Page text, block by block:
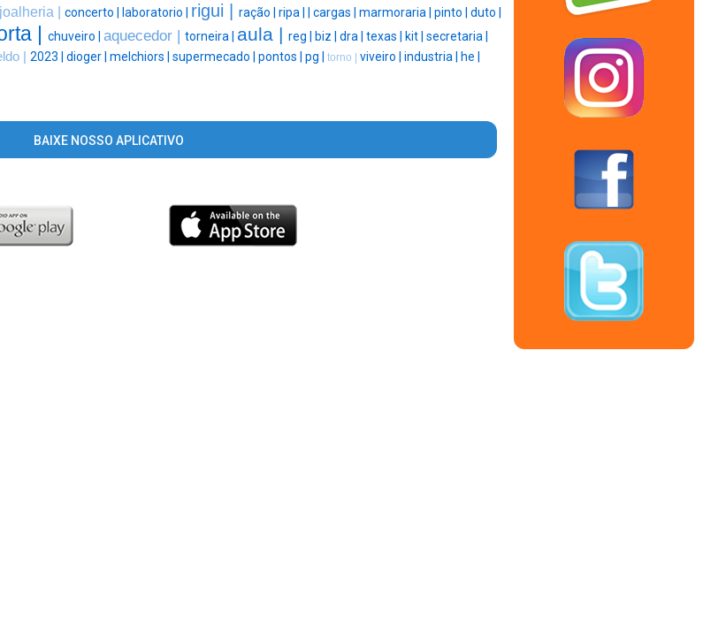
joalheria | concerto | laboratorio | rigui | ração | ripa | cargas | marmoraria | pinto | duto |
| chuveiro | aquecedor | torneira | aula | reg | biz | dra | texas | kit | secretaria |
| 2023 | dioger | melchiors | supermecado | pontos | pg | torno | viveiro | industria | he |
BAIXE NOSSO APLICATIVO